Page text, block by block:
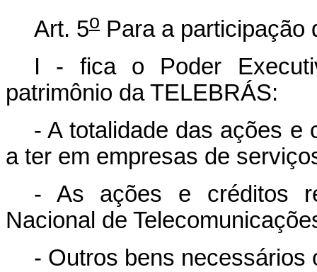
Art. 5o Para a participação
I - fica o Poder
patrimônio da TELEBRÁS:
- A totalidade das ações e
a ter em empresas de
- As ações e créditos
Nacional de
- Outros bens necessários